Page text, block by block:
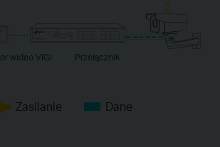
wideo VIGI Przełącznik
Zasilanie Dane